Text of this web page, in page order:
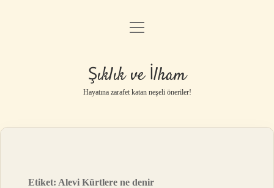
Anasayfa
Gizlilik Politikası
Yasal Uyarı
menüyü
Şıklık ve İlham
Hayatına zarafet katan neşeli öneriler!
Etiket: Alevi Kürtlere ne denir